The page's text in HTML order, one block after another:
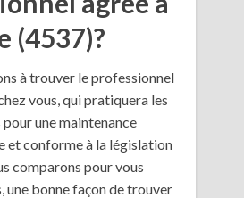
(4537)?
à trouver le professionnel
vous, qui pratiquera les
une maintenance
et conforme à la législation
comparons pour vous
une bonne façon de trouver